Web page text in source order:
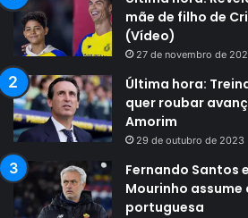
mãe de filho de
(Vídeo)
27 de novembro de
Última hora:
quer roubar
Amorim
29 de outubro de 2023
Fernando Santos
Mourinho
portuguesa